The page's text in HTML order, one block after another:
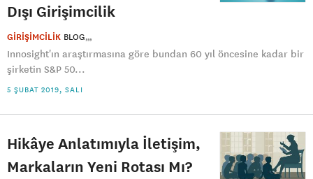
Dışı Girişimcilik
GİRİŞİMCİLİK BLOG
Innosight'ın araştırmasına göre bundan 60 yıl öncesine kadar bir
şirketin S&P 50...
5 ŞUBAT 2019, SALI
Hikâye Anlatımıyla İletişim,
Markaların Yeni Rotası Mı?